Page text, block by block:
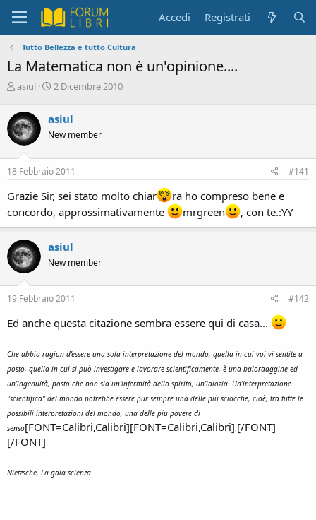
Accedi Registrati
Tutto Bellezza e tutto Cultura
La Matematica non è un'opinione....
C
e
a
t
o
r
e
i
s
c
u
s
s
i
o
n
asiul
D
a
d
i
n
z
i
o
2 Dicembre 2010
asiul
New member
18 Febbraio 2011 #141
Grazie Sir, sei stato molto chiar
ra ho compreso bene e
concordo, approssimativamente
mrgreen , con te.:YY
asiul
New member
19 Febbraio 2011 #142
Ed anche questa citazione sembra essere qui di casa...
Che abbia ragion d’essere una sola interpretazione del mondo, quella in cui voi vi sentite a
posto, quella in cui si può investigare e lavorare scientificamente, è una balordaggine ed
un’ingenuità, posto che non sia un’infermità dello spirito, un’idiozia. Un’interpretazione
"scientifica" del mondo potrebbe essere pur sempre una delle più sciocche, cioè, tra tutte le
possibili interpretazioni del mondo, una delle più povere di
senso[FONT=Calibri,Calibri][FONT=Calibri,Calibri].[/FONT]
[/FONT]
Nietzsche, La gaia scienza